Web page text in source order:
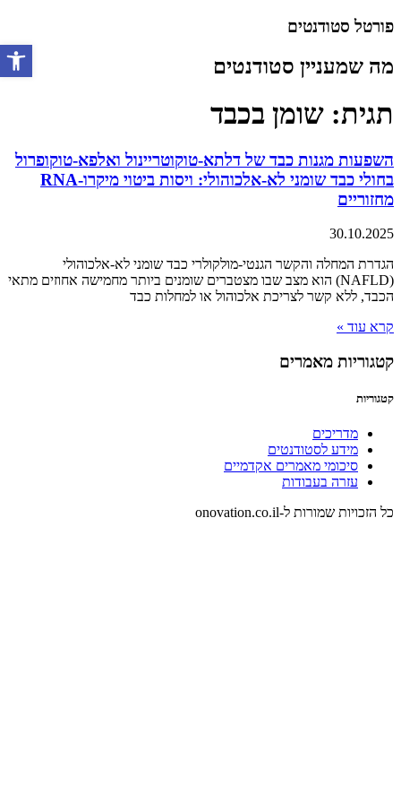
דלג
פורטל סטודנטים
מה שמעניין סטודנטים
תגית: שומן בכבד
השפעות מגנות כבד של דלתא-טוקוטריינול ואלפא-טוקופרול
בחולי כבד שומני לא-אלכוהולי: ויסות ביטוי מיקרו-RNA
מחזוריים
30.10.2025
הגדרת המחלה והקשר הגנטי-מולקולרי כבד שומני לא-אלכוהולי
(NAFLD) הוא מצב שבו מצטברים שומנים ביותר מחמישה אחוזים מתאי
הכבד, ללא קשר לצריכת אלכוהול או למחלות כבד
קרא עוד »
קטגוריות מאמרים
קטגוריות
מדריכים
מידע לסטודנטים
סיכומי מאמרים אקדמיים
עזרה בעבודות
כל הזכויות שמורות ל-onovation.co.il
פתח